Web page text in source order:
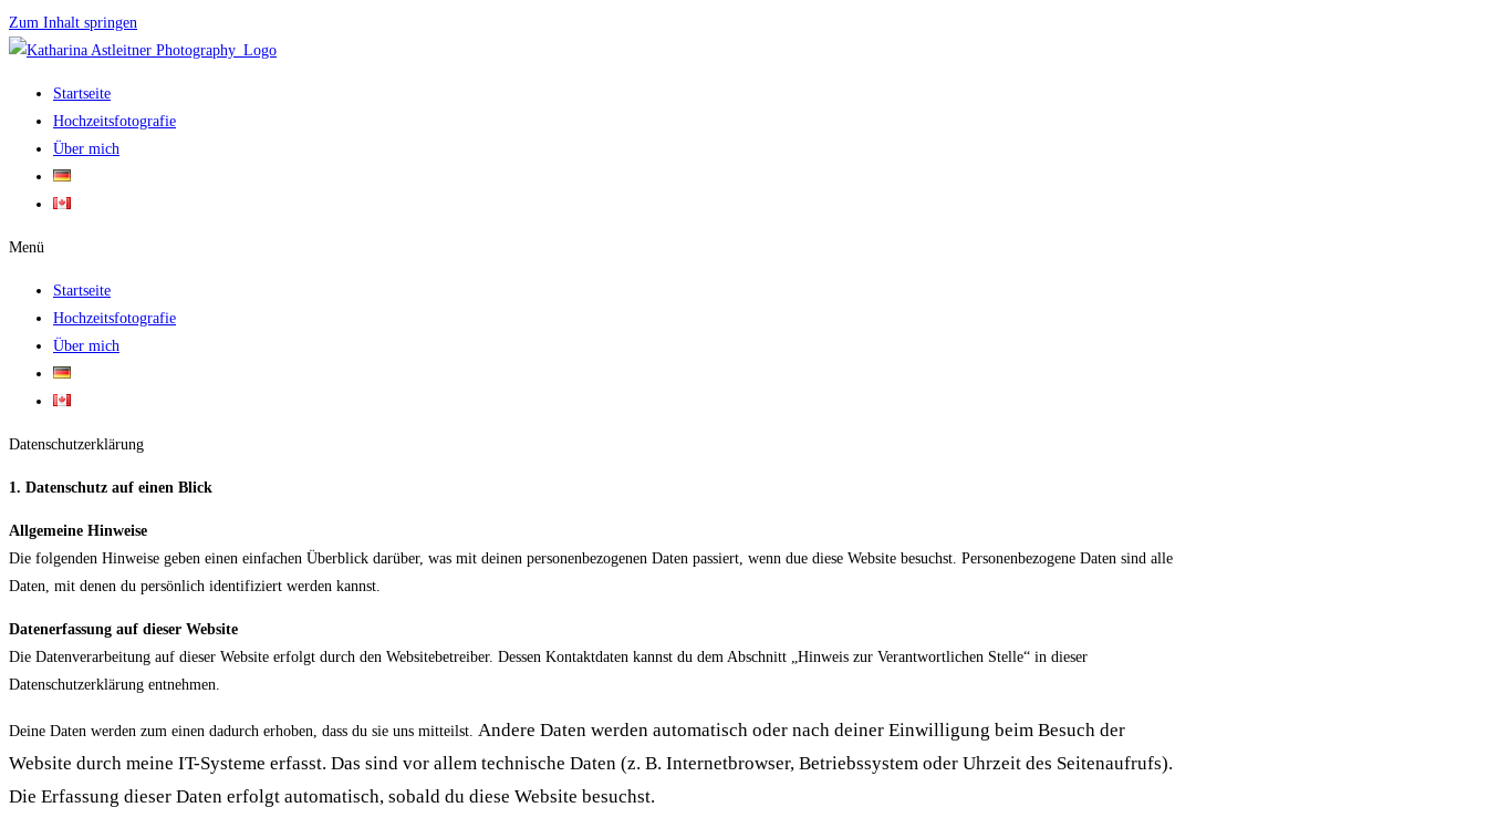
Zum Inhalt springen
Startseite
Hochzeitsfotografie
Über mich
Menü
Startseite
Hochzeitsfotografie
Über mich
Datenschutz­erklärung
1. Datenschutz auf einen Blick
Allgemeine Hinweise
Die folgenden Hinweise geben einen einfachen Überblick darüber, was mit deinen personenbezogenen Daten passiert, wenn due diese Website besuchst. Personenbezogene Daten sind alle
Daten, mit denen du persönlich identifiziert werden kannst.
Datenerfassung auf dieser Website
Die Datenverarbeitung auf dieser Website erfolgt durch den Websitebetreiber. Dessen Kontaktdaten kannst du dem Abschnitt „Hinweis zur Verantwortlichen Stelle“ in dieser
Datenschutzerklärung entnehmen.
Deine Daten werden zum einen dadurch erhoben, dass du sie uns mitteilst. Andere Daten werden automatisch oder nach deiner Einwilligung beim Besuch der
Website durch meine IT-Systeme erfasst. Das sind vor allem technische Daten (z. B. Internetbrowser, Betriebssystem oder Uhrzeit des Seitenaufrufs).
Die Erfassung dieser Daten erfolgt automatisch, sobald du diese Website besuchst.